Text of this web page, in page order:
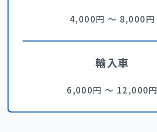
4,000円 〜 8,000円
輸入車
6,000円 〜 12,000円